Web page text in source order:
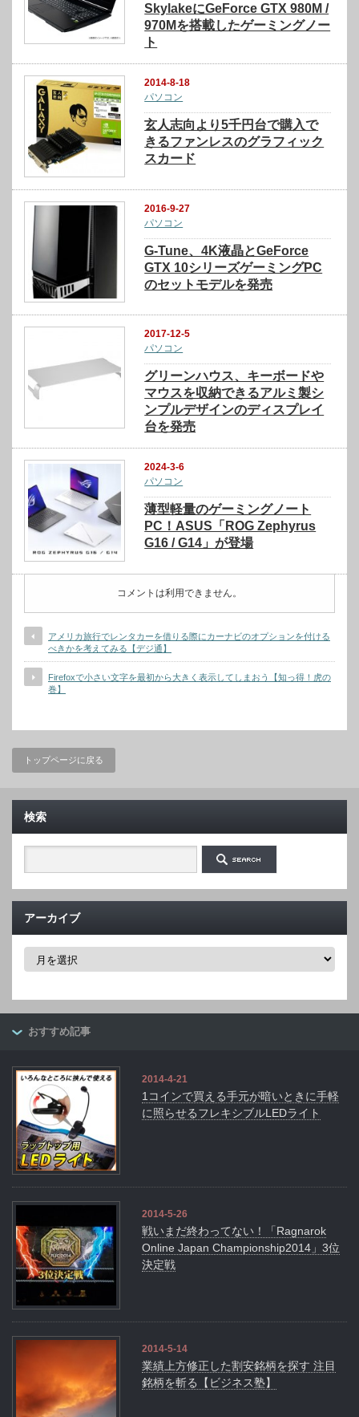
SkylakeにGeForce GTX 980M /
970Mを搭載したゲーミングノー
ト
2014-8-18
パソコン
玄人志向より5千円台で購入で
きるファンレスのグラフィック
スカード
2016-9-27
パソコン
G-Tune、4K液晶とGeForce
GTX 10シリーズゲーミングPC
のセットモデルを発売
2017-12-5
パソコン
グリーンハウス、キーボードや
マウスを収納できるアルミ製シ
ンプルデザインのディスプレイ
台を発売
2024-3-6
パソコン
薄型軽量のゲーミングノート
PC！ASUS「ROG Zephyrus
G16 / G14」が登場
コメントは利用できません。
アメリカ旅行でレンタカーを借りる際にカーナビのオプションを付ける
べきかを考えてみる【デジ通】
Firefoxで小さい文字を最初から大きく表示してしまおう【知っ得！虎の
巻】
トップページに戻る
検索
アーカイブ
ア
ブ
おすすめ記事
2014-4-21
1コインで買える手元が暗いときに手軽
に照らせるフレキシブルLEDライト
2014-5-26
戦いまだ終わってない！「Ragnarok
Online Japan Championship2014」3位
決定戦
2014-5-14
業績上方修正した割安銘柄を探す 注目
銘柄を斬る【ビジネス塾】